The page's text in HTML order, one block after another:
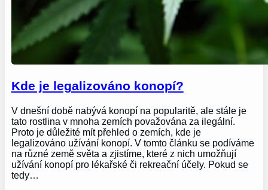
Kde je legalizováno konopí?
V dnešní době nabývá konopí na popularitě, ale stále je
tato rostlina v mnoha zemích považována za ilegální.
Proto je důležité mít přehled o zemích, kde je
legalizováno užívání konopí. V tomto článku se podíváme
na různé země světa a zjistíme, které z nich umožňují
užívání konopí pro lékařské či rekreační účely. Pokud se
tedy…